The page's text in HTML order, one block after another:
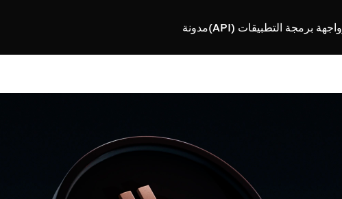
واجهة برمجة التطبيقات (API) مدونة